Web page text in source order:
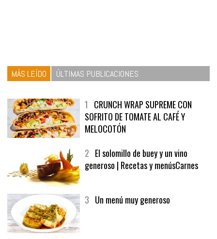
MÁS LEÍDO ÚLTIMAS PUBLICACIONES
1 CRUNCH WRAP SUPREME CON
SOFRITO DE TOMATE AL CAFÉ Y
MELOCOTÓN
2 El solomillo de buey y un vino
generoso | Recetas y menúsCarnes
3 Un menú muy generoso